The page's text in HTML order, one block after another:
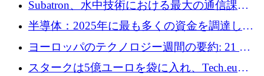
Subatron、水中技術における最大の通信課題
の 1 つに取り組むために 16 万 2,000 ユーロを
確保
半導体：2025年に最も多くの資金を調達した
10社
ヨーロッパのテクノロジー週間の要約: 21 億
ユーロの取引と Tech.eu Funding Explorer
スタークは5億ユーロを袋に入れ、Tech.eu